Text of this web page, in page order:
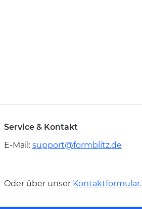
Service & Kontakt
E-Mail: support@formblitz.de
Oder über unser Kontaktformular.